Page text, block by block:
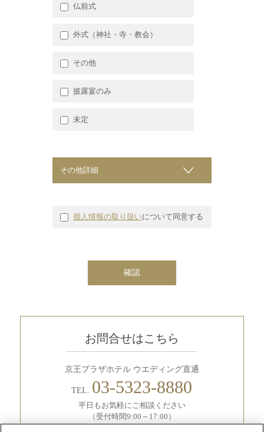
仏前式
外式（神社・寺・教会）
その他
披露宴のみ
未定
その他詳細
個人情報の取り扱いについて同意する
お問合せはこちら
京王プラザホテル ウエディング直通
TEL. 03-5323-8880
平日もお気軽にご相談ください
（受付時間9:00～17:00）